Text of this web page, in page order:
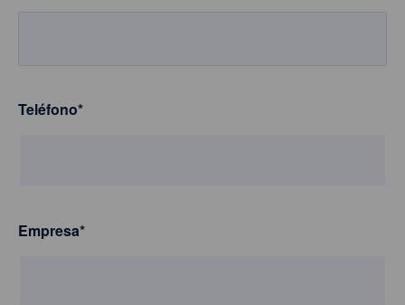
Teléfono*
Empresa*